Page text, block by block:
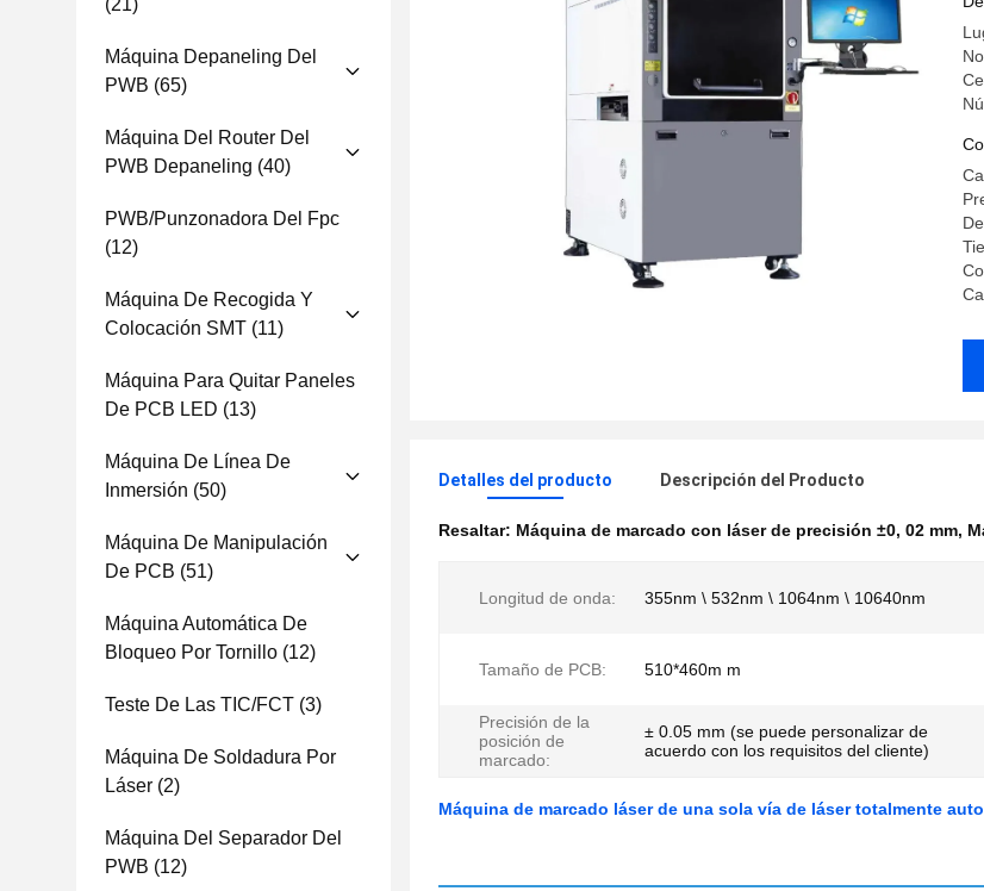
(21)
Máquina Depaneling Del
PWB (65)
Máquina Del Router Del
PWB Depaneling (40)
PWB/punzonadora Del Fpc
(12)
Máquina De Recogida Y
Colocación SMT (11)
Máquina Para Quitar Paneles
De PCB LED (13)
Máquina De Línea De
Inmersión (50)
Máquina De Manipulación
De PCB (51)
Máquina Automática De
Bloqueo Por Tornillo (12)
Teste De Las TIC/FCT (3)
Máquina De Soldadura Por
Láser (2)
Máquina Del Separador Del
PWB (12)
Detalles del producto Descripción del Producto
Resaltar: Máquina de marcado con láser de precisión ±0, 02 mm,
Longitud de onda: 355nm \ 532nm \ 1064nm \ 10640nm
Tamaño de PCB: 510*460m m
Precisión de la
posición de
marcado:
± 0.05 mm (se puede personalizar de
acuerdo con los requisitos del cliente)
Máquina de marcado láser de una sola vía de láser totalmente